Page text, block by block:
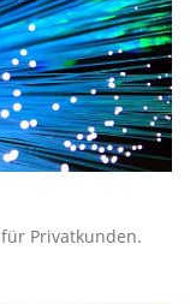
Privatkunden.